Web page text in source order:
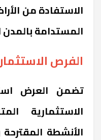
الاستفادة من
المستدامة بالمدن
الفرص
تضمن العرض
الاستثمارية
الأنشطة